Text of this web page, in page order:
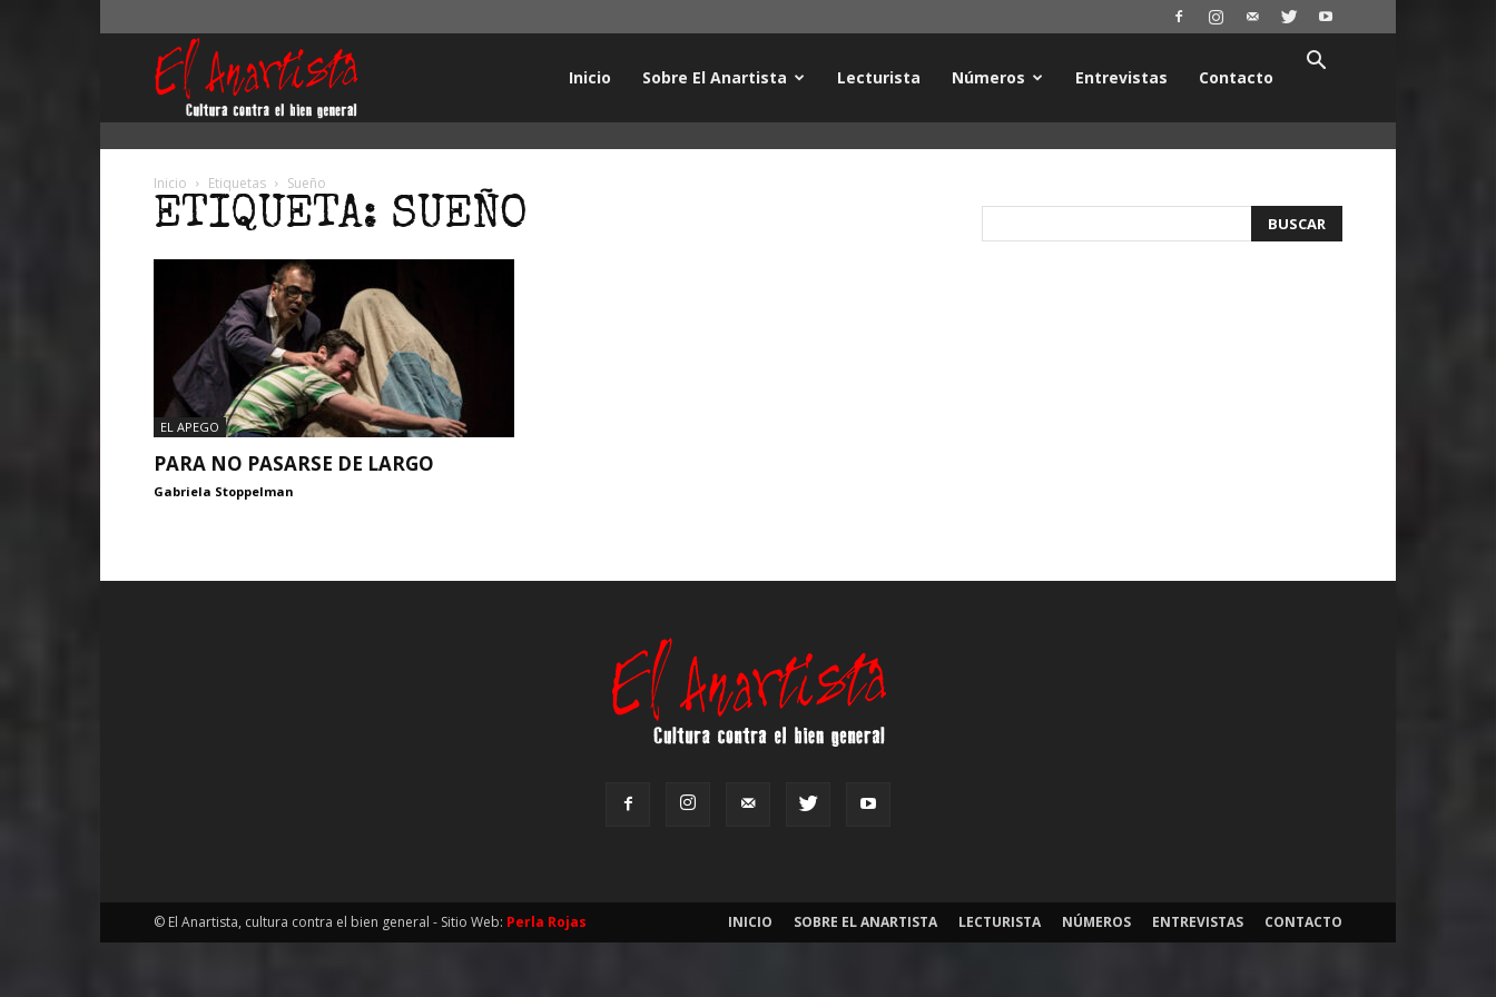
Inicio Sobre El Anartista Lecturista Números Entrevistas Contacto
Inicio Etiquetas Sueño
ETIQUETA: SUEÑO
EL APEGO
PARA NO PASARSE DE LARGO
Gabriela Stoppelman
INICIO SOBRE EL ANARTISTA LECTURISTA NÚMEROS ENTREVISTAS CONTACTO
© El Anartista, cultura contra el bien general - Sitio Web: Perla Rojas